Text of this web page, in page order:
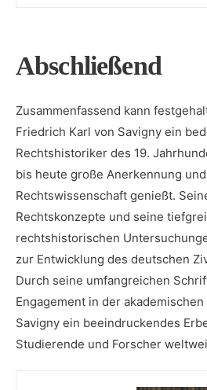
Abschließend
Zusammenfassend ⁤kann
Friedrich Karl von Savigny ein
Rechtshistoriker des 19.
bis heute große Anerkennung
Rechtswissenschaft genießt.
Rechtskonzepte‌ und seine
rechtshistorischen
zur Entwicklung des deutschen
⁣Durch seine umfangreichen
Engagement ‌in ⁢der
Savigny ein beeindruckendes‍
Studierende und Forscher